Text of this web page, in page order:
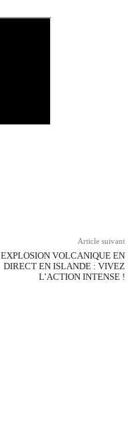
Article suivant
EXPLOSION VOLCANIQUE EN
DIRECT EN ISLANDE : VIVEZ
L’ACTION INTENSE !